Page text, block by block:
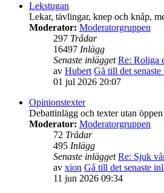
Lekstugan
Lekar, tävlingar, knep och knåp,
Moderator: Moderatorgruppen
297 Trådar
16497 Inlägg
Senaste inlägget Re: Roliga
av Hubert Gå till det senaste
01 jul 2026 20:07
Opinionstexter
Debattinlägg och texter utan
Moderator: Moderatorgruppen
72 Trådar
495 Inlägg
Senaste inlägget Re: Sjuk
av xion Gå till det senaste
11 jun 2026 09:34